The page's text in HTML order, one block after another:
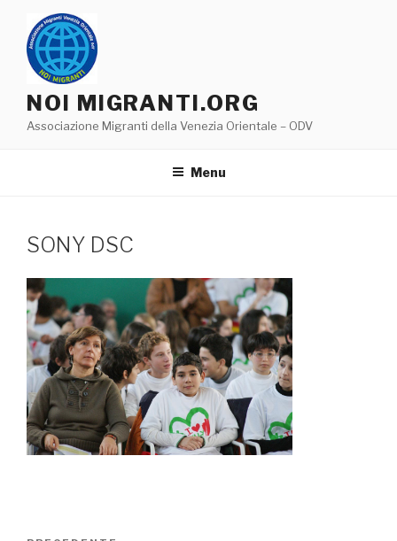
contenuto
NOI MIGRANTI.ORG
Associazione Migranti della Venezia Orientale – ODV
Menu
SONY DSC